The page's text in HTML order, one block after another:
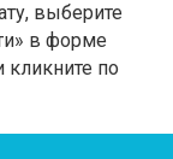
выберите
в форме
кликните по